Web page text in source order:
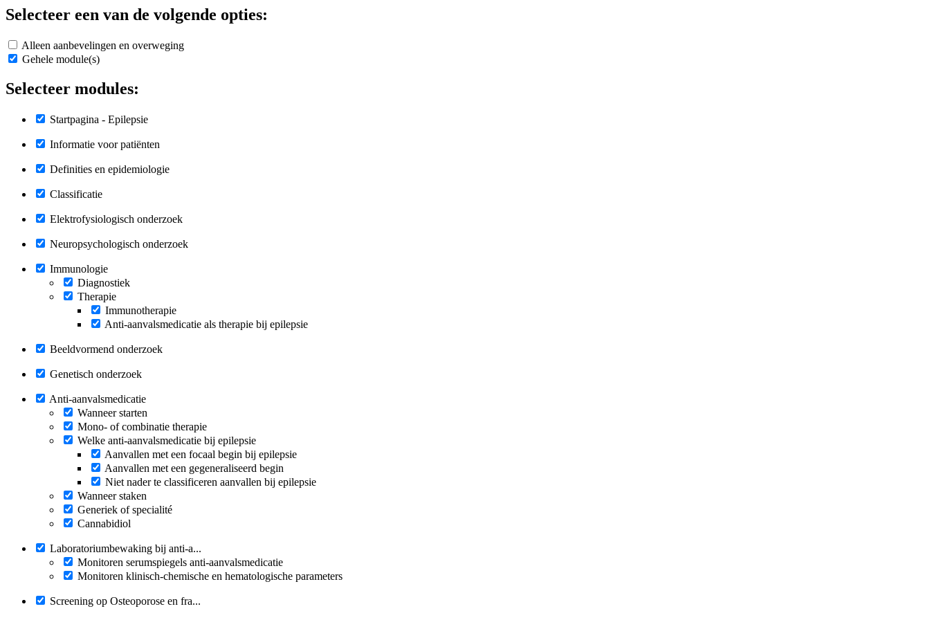
Selecteer een van de volgende opties:
Alleen aanbevelingen en overweging
Gehele module(s)
Selecteer modules:
Startpagina - Epilepsie
Informatie voor patiënten
Definities en epidemiologie
Classificatie
Elektrofysiologisch onderzoek
Neuropsychologisch onderzoek
Immunologie
Diagnostiek
Therapie
Immunotherapie
Anti-aanvalsmedicatie als therapie bij epilepsie
Beeldvormend onderzoek
Genetisch onderzoek
Anti-aanvalsmedicatie
Wanneer starten
Mono- of combinatie therapie
Welke anti-aanvalsmedicatie bij epilepsie
Aanvallen met een focaal begin bij epilepsie
Aanvallen met een gegeneraliseerd begin
Niet nader te classificeren aanvallen bij epilepsie
Wanneer staken
Generiek of specialité
Cannabidiol
Laboratoriumbewaking bij anti-a...
Monitoren serumspiegels anti-aanvalsmedicatie
Monitoren klinisch-chemische en hematologische parameters
Screening op Osteoporose en fra...